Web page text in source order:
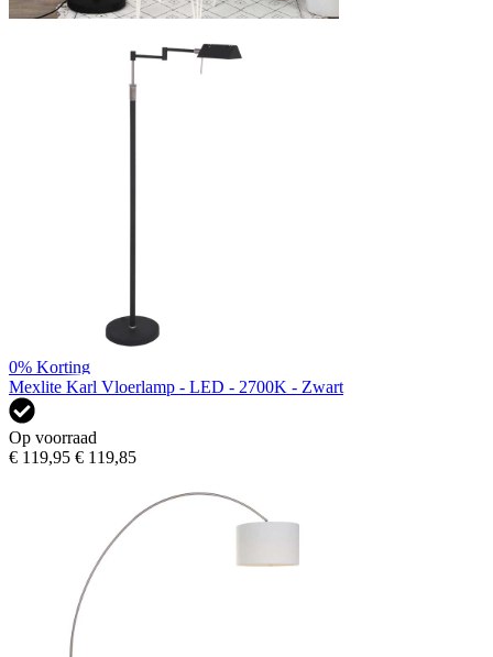
0% Korting
Mexlite Karl Vloerlamp - LED - 2700K - Zwart
Op voorraad
€ 119,95 € 119,85